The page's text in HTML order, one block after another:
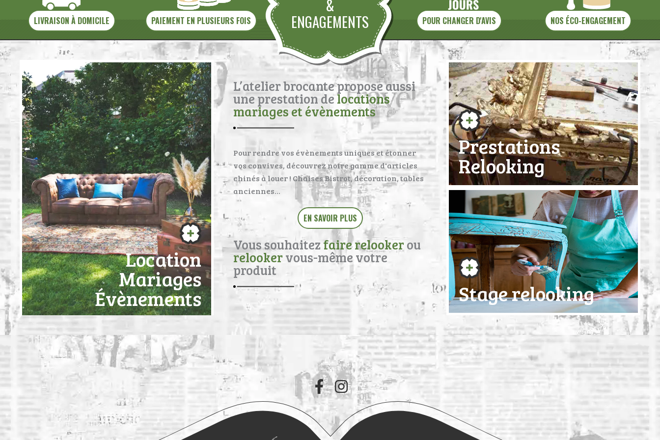
LIVRAISON À DOMICILE PAIEMENT EN PLUSIEURS FOIS
&
ENGAGEMENTS
POUR CHANGER D'AVIS NOS ÉCO-ENGAGEMENT
Location
Mariages
Évènements
L’atelier brocante propose aussi
une prestation delocations
mariages et évènements
Pour rendre vos évènements uniques et étonner
vos convives, découvrez notre gamme d'articles
chinés à louer ! Chaises Bistrot, décoration, tables
anciennes…
EN SAVOIR PLUS
Vous souhaitez faire relookerou
relookervous-même votre
produit
Prestations
Relooking
Stage relooking